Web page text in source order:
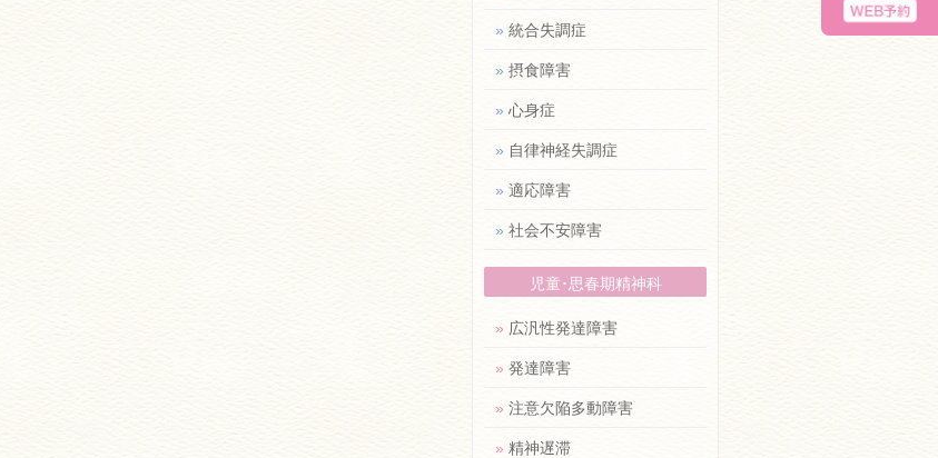
» 統合失調症
» 摂食障害
» 心身症
» 自律神経失調症
» 適応障害
» 社会不安障害
児童･思春期精神科
» 広汎性発達障害
» 発達障害
» 注意欠陥多動障害
» 精神遅滞